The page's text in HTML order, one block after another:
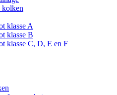
klasse A
klasse B
klasse C, D, E en F